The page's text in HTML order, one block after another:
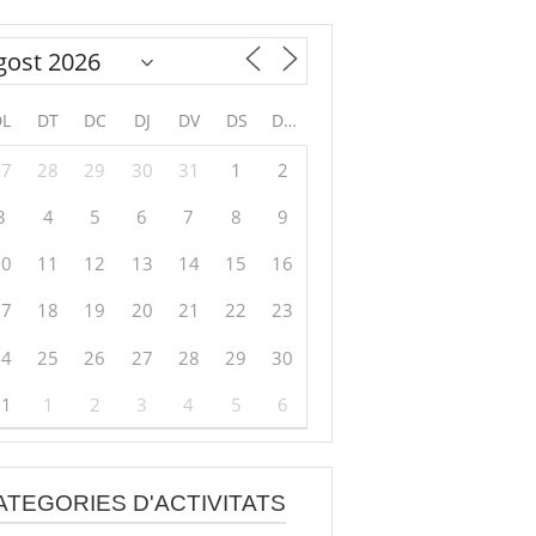
DT DC DJ DV DS DG
28 29 30 31 1
2
4 5 6 7 8
9
11 12 13 14 15
16
18 19 20 21 22
23
25 26 27 28 29
30
1 2 3 4 5 6
D'ACTIVITATS